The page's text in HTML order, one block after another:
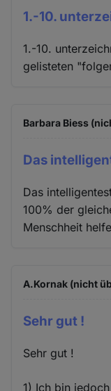
1.-10.
1.-10.
gelisteten
Barbara Biess
Das
Das
100% der
Menschheit
A.Kornak (nicht
Sehr gut !
Sehr gut !
1) Ich bin